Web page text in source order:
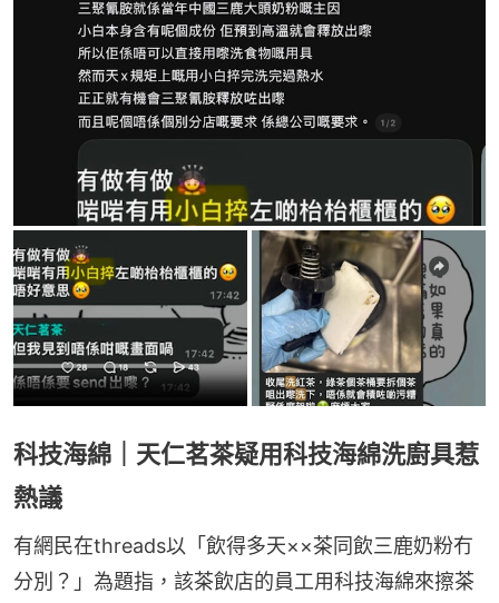
科技海綿｜天仁茗茶疑用科技海綿洗廚具惹
熱議
有網民在threads以「飲得多天××茶同飲三鹿奶粉冇
分別？」為題指，該茶飲店的員工用科技海綿來擦茶